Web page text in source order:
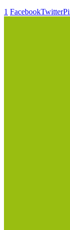
1 FacebookTwitter